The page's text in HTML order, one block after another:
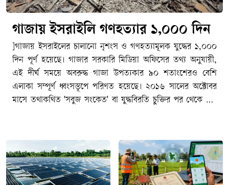
গাজায় ইসরাইলি গণহত্যার ১,০০০ দিন
]গাজায় ইসরাইলের চালানো নৃশংস ও গণহত্যামূলক যুদ্ধের ১,০০০
দিন পূর্ণ হয়েছে। গাজার সরকারি মিডিয়া অফিসের তথ্য অনুযায়ী,
এই দীর্ঘ সময়ে অবরুদ্ধ গাজা উপত্যকার ৯০ শতাংশেরও বেশি
এলাকা সম্পূর্ণ ধ্বংসস্তূপে পরিণত হয়েছে। ২০১৬ সালের অক্টোবর
মাসে তথাকথিত 'সবুজ সংকেত' বা যুদ্ধবিরতি চুক্তির পর থেকে গত
যুদ্ধে গাজায় মোট নিহতের সংখ্যা দাঁড়িয়েছে ৭৩,০৯৮ জনে।
[TECHTARANGA-POST:1984]হৃদয়বিদারক এই ১,০০০ দিন
পূর্তির সময়টাতেও গাজায় ইসরাইলি বাহিনীর হামলা ও রক্তপাত এক
মুহূর্তের জন্য থামেনি। গত ১ জুলাই আল-হিলু স্টেশনের কাছে